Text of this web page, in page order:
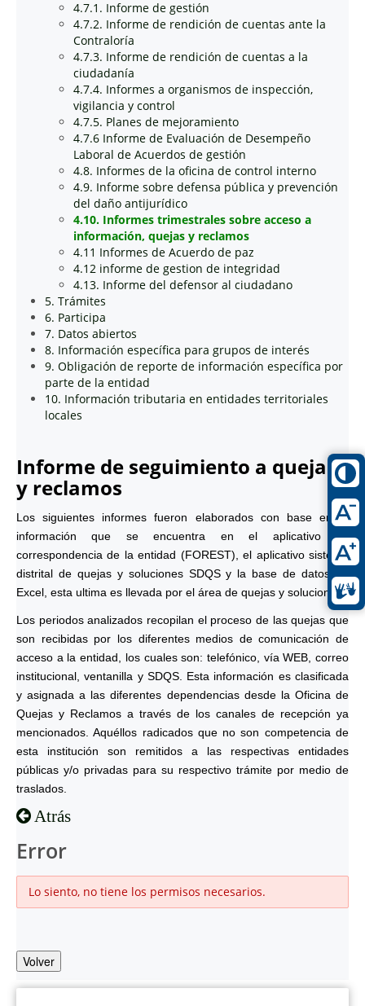
4.7.1. Informe de gestión
4.7.2. Informe de rendición de cuentas ante la
Contraloría
4.7.3. Informe de rendición de cuentas a la
ciudadanía
4.7.4. Informes a organismos de inspección,
vigilancia y control
4.7.5. Planes de mejoramiento
4.7.6 Informe de Evaluación de Desempeño
Laboral de Acuerdos de gestión
4.8. Informes de la oficina de control interno
4.9. Informe sobre defensa pública y prevención
del daño antijurídico
4.10. Informes trimestrales sobre acceso a
información, quejas y reclamos
4.11 Informes de Acuerdo de paz
4.12 informe de gestion de integridad
4.13. Informe del defensor al ciudadano
5. Trámites
6. Participa
7. Datos abiertos
8. Información específica para grupos de interés
9. Obligación de reporte de información específica por
parte de la entidad
10. Información tributaria en entidades territoriales
locales
Informe de seguimiento a quejas
y reclamos
Los siguientes informes fueron elaborados con base en la
información que se encuentra en el aplicativo de
correspondencia de la entidad (FOREST), el aplicativo sistema
distrital de quejas y soluciones SDQS y la base de datos en
Excel, esta ultima es llevada por el área de quejas y soluciones.
Los periodos analizados recopilan el proceso de las quejas que
son recibidas por los diferentes medios de comunicación de
acceso a la entidad, los cuales son: telefónico, vía WEB, correo
institucional, ventanilla y SDQS. Esta información es clasificada
y asignada a las diferentes dependencias desde la Oficina de
Quejas y Reclamos a través de los canales de recepción ya
mencionados. Aquéllos radicados que no son competencia de
esta institución son remitidos a las respectivas entidades
públicas y/o privadas para su respectivo trámite por medio de
traslados.
Atrás
Error
Lo siento, no tiene los permisos necesarios.
Volver